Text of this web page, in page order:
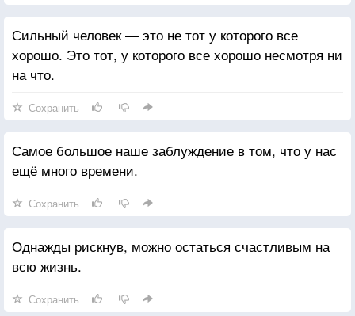
Сильный человек — это не тот у которого все
хорошо. Это тот, у которого все хорошо несмотря ни
на что.
Сохранить
Самое большое наше заблуждение в том, что у нас
ещё много времени.
Сохранить
Однажды рискнув, можно остаться счастливым на
всю жизнь.
Сохранить